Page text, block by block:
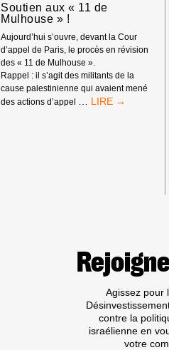
Soutien aux « 11 de
Mulhouse » !
Aujourd’hui s’ouvre, devant la Cour
d’appel de Paris, le procès en révision
des « 11 de Mulhouse ».
Rappel : il s’agit des militants de la
cause palestinienne qui avaient mené
des actions d’appel
SOUTIEN
Agissez pour
contre la
israélienne en
votre